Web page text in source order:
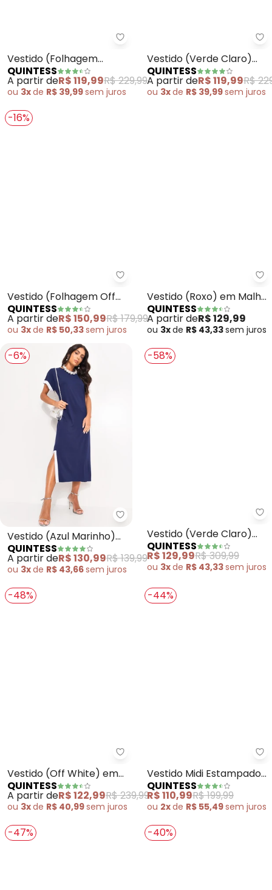
Quintess - Vestido (Folhagem
Vestido (Folhagem
Barrada) em Malha Fria
QUINTESS
A partir deR$ 119,99R$ 229,99
ou 3x de R$ 39,99 semjuros
Vestido (Verde Claro)
em Tecido Plano
Jacquard Ace
QUINTESS
A partir deR$ 119,99R$
ou 3x de R$ 39,99 semjuros
-16%
Quintess - Vestido (Folhagem
Vestido (Folhagem Off
White) em Malha Fria
QUINTESS
A partir deR$ 150,99R$ 179,99
R$ 50,33 semjuros
Vestido (Roxo) em Malha
de Viscose
QUINTESS
A partir deR$ 129,99
R$ 43,33 semjuros
-6%
Quintess - Vestido (Azul
Vestido (Azul Marinho)
em Malha de Viscose
QUINTESS
A partir deR$ 130,99R$ 139,99
R$ 43,66 semjuros
-58%
Vestido (Verde Claro)
em Viscose Plana
QUINTESS
R$ 129,99R$ 309,99
-48%
Quintess - Vestido (Off White)
Vestido (Off White) em
Chiffon
QUINTESS
A partir deR$ 122,99 R$ 239,99
-44%
Vestido Midi Estampado
em Malha Fria com Gola
Laço e Manga 3/4
QUINTESS
R$ 110,99R$ 199,99
-47% -40%